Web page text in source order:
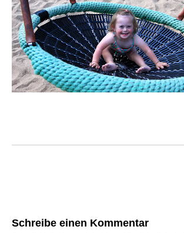
Schreibe einen Kommentar